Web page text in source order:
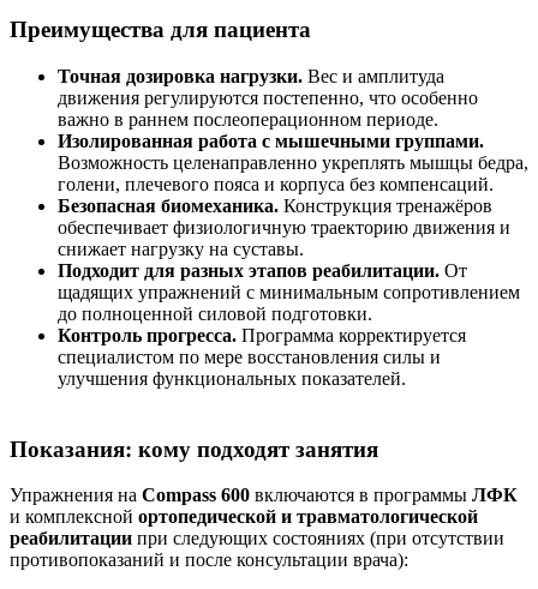
Преимущества для пациента
Точная дозировка нагрузки. Вес и амплитуда
движения регулируются постепенно, что особенно
важно в раннем послеоперационном периоде.
Изолированная работа с мышечными группами.
Возможность целенаправленно укреплять мышцы бедра,
голени, плечевого пояса и корпуса без компенсаций.
Безопасная биомеханика. Конструкция тренажёров
обеспечивает физиологичную траекторию движения и
снижает нагрузку на суставы.
Подходит для разных этапов реабилитации. От
щадящих упражнений с минимальным сопротивлением
до полноценной силовой подготовки.
Контроль прогресса. Программа корректируется
специалистом по мере восстановления силы и
улучшения функциональных показателей.
Показания: кому подходят занятия
Упражнения на Compass 600 включаются в программы ЛФК
и комплексной ортопедической и травматологической
реабилитации при следующих состояниях (при отсутствии
противопоказаний и после консультации врача):